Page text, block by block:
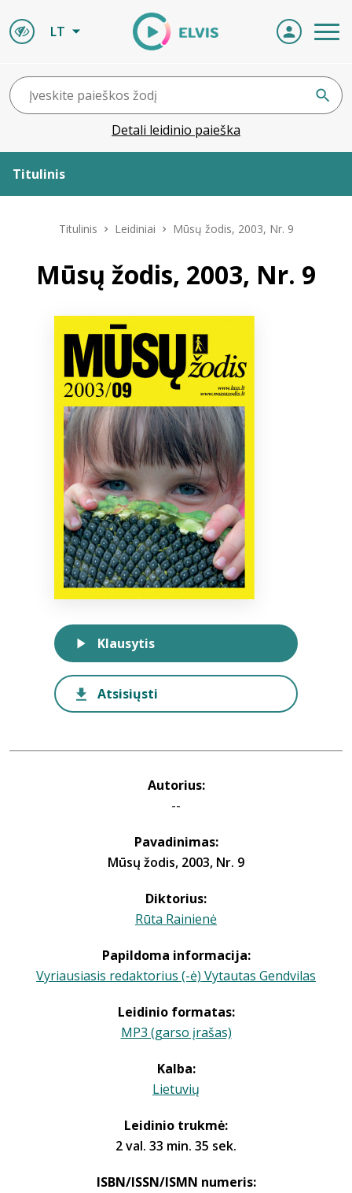
LT
Detali leidinio paieška
Titulinis
Leidiniai
Naujienos
Bibliotekoms
Titulinis Leidiniai Mūsų žodis, 2003, Nr. 9
Mūsų žodis, 2003, Nr. 9
Autorius:
--
Pavadinimas:
Mūsų žodis, 2003, Nr. 9
Diktorius:
Rūta Rainienė
Papildoma informacija:
Vyriausiasis redaktorius (-ė) Vytautas Gendvilas
Leidinio formatas:
MP3 (garso įrašas)
Kalba:
Lietuvių
Leidinio trukmė:
2 val. 33 min. 35 sek.
ISBN/ISSN/ISMN numeris:
Klausytis
Atsisiųsti